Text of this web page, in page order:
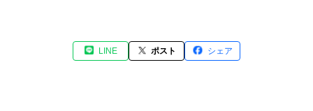
LINE ポスト シェア